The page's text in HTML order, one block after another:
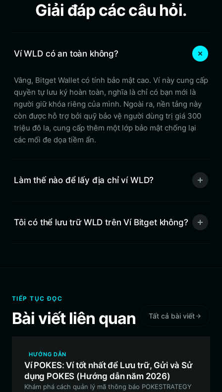
Giải đáp các câu hỏi.
Ví WLD có an toàn không?
Vâng, Bitget Wallet có tính bảo mật cao. Ví này cung cấp
quyền tự lưu ký hoàn toàn, nghĩa là chỉ có bạn mới là
người giữ khóa riêng của mình. Ngoài ra, nền tảng này
còn được hỗ trợ bởi quỹ bảo vệ người dùng trị giá 300
triệu đô la, cung cấp thêm một lớp bảo mật chống lại
các mối đe dọa tiềm ẩn.
Làm thế nào để lấy địa chỉ ví WLD?
Tôi có thể lưu trữ WLD trên Ví Bitget không?
TIẾP TỤC ĐỌC
Bài viết liên quan Tất cả bài viết
HƯỚNG DẪN
Ví POKES: Ví tốt nhất để Lưu trữ, Gửi và Sử
dụng POKES (Hướng dẫn năm 2026)
Khám phá cách quản lý mã thông báo POKESTRATEGY